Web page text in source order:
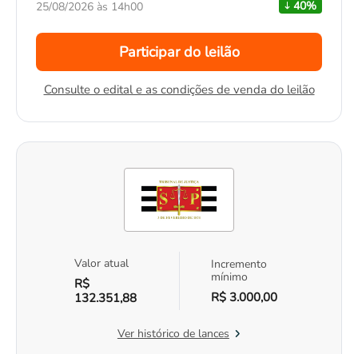
25/08/2026 às 14h00 40%
Participar do leilão
Consulte o edital e as condições de venda do leilão
Valor atual
R$
132.351,88
Incremento
mínimo
R$ 3.000,00
Ver histórico de lances